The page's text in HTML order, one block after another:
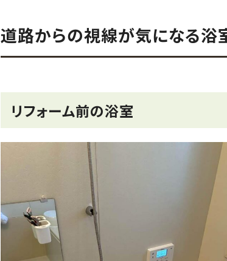
道路からの視線が気になる浴
リフォーム前の浴室